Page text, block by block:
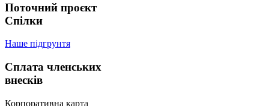
Поточний проєкт
Спілки
Наше підгрунтя
Сплата членських
внесків
Корпоративна карта